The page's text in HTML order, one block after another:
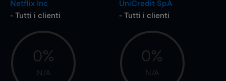
Netflix Inc
- Tutti i clienti
0%
N/A
UniCredit SpA
- Tutti i clienti
0%
N/A